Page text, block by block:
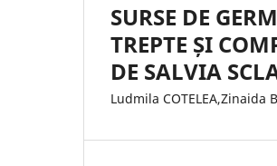
SURSE DE
TREPTE ȘI
DE SALVIA
Ludmila COTELEA,Zinaida